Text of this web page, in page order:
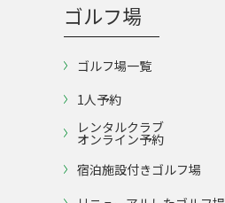
ゴルフ場
ゴルフ場一覧
1人予約
レンタルクラブ
オンライン予約
宿泊施設付きゴルフ場